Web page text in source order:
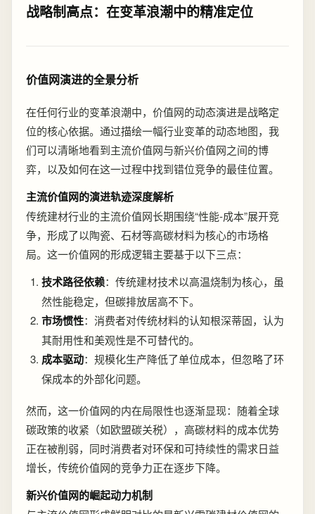
战略制高点：在变革浪潮中的精准定位
价值网演进的全景分析
在任何行业的变革浪潮中，价值网的动态演进是战略定
位的核心依据。通过描绘一幅行业变革的动态地图，我
们可以清晰地看到主流价值网与新兴价值网之间的博
弈，以及如何在这一过程中找到错位竞争的最佳位置。
主流价值网的演进轨迹深度解析
传统建材行业的主流价值网长期围绕“性能-成本”展开竞
争，形成了以陶瓷、石材等高碳材料为核心的市场格
局。这一价值网的形成逻辑主要基于以下三点：
技术路径依赖：传统建材技术以高温烧制为核心，虽
然性能稳定，但碳排放居高不下。
市场惯性：消费者对传统材料的认知根深蒂固，认为
其耐用性和美观性是不可替代的。
成本驱动：规模化生产降低了单位成本，但忽略了环
保成本的外部化问题。
然而，这一价值网的内在局限性也逐渐显现：随着全球
碳政策的收紧（如欧盟碳关税），高碳材料的成本优势
正在被削弱，同时消费者对环保和可持续性的需求日益
增长，传统价值网的竞争力正在逐步下降。
新兴价值网的崛起动力机制